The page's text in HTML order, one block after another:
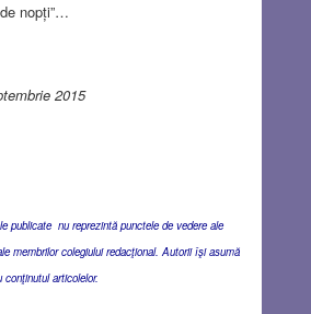
nopți”…
2015
publicate nu reprezintă punctele de vedere ale
membrilor colegiului redacţional. Autorii îşi asumă
conţinutul articolelor.